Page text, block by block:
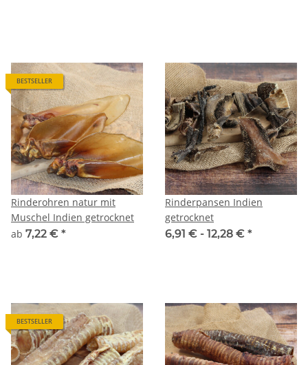
BESTSELLER
Rinderohren natur mit
Muschel Indien getrocknet
ab 7,22 € *
Rinderpansen Indien
getrocknet
6,91 € - 12,28 € *
BESTSELLER